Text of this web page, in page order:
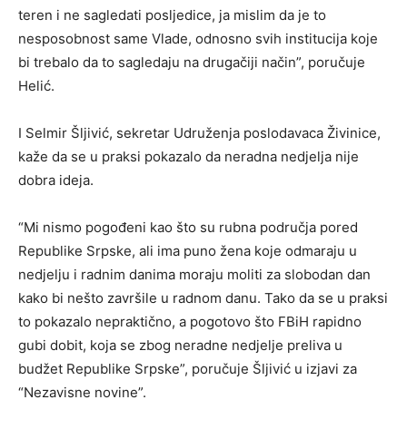
teren i ne sagledati posljedice, ja mislim da je to
nesposobnost same Vlade, odnosno svih institucija koje
bi trebalo da to sagledaju na drugačiji način”, poručuje
Helić.
I Selmir Šljivić, sekretar Udruženja poslodavaca Živinice,
kaže da se u praksi pokazalo da neradna nedjelja nije
dobra ideja.
“Mi nismo pogođeni kao što su rubna područja pored
Republike Srpske, ali ima puno žena koje odmaraju u
nedjelju i radnim danima moraju moliti za slobodan dan
kako bi nešto završile u radnom danu. Tako da se u praksi
to pokazalo nepraktično, a pogotovo što FBiH rapidno
gubi dobit, koja se zbog neradne nedjelje preliva u
budžet Republike Srpske”, poručuje Šljivić u izjavi za
“Nezavisne novine”.